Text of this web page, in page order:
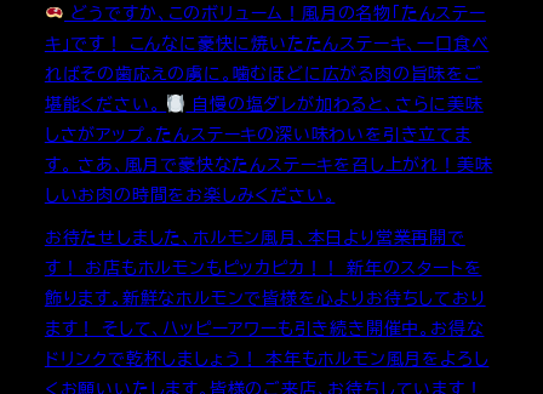
どうですか、このボリューム！風月の名物「たんステー
キ」です！ こんなに豪快に焼いたたんステーキ、一口食べ
ればその歯応えの虜に。噛むほどに広がる肉の旨味をご
堪能ください。
自慢の塩ダレが加わると、さらに美味
しさがアップ。たんステーキの深い味わいを引き立てま
す。 さあ、風月で豪快なたんステーキを召し上がれ！美味
しいお肉の時間をお楽しみください。
お待たせしました、ホルモン風月、本日より営業再開で
す！ お店もホルモンもピッカピカ！！ 新年のスタートを
飾ります。新鮮なホルモンで皆様を心よりお待ちしており
ます！ そして、ハッピーアワーも引き続き開催中。お得な
ドリンクで乾杯しましょう！ 本年もホルモン風月をよろし
くお願いいたします。皆様のご来店、お待ちしています！